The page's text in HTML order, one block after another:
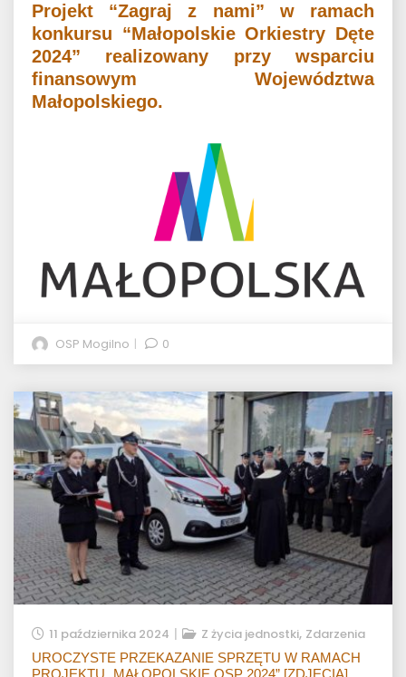
Projekt “Zagraj z nami” w ramach
konkursu “Małopolskie Orkiestry Dęte
2024” realizowany przy wsparciu
finansowym Województwa
Małopolskiego.
OSP Mogilno 0
11 października 2024 Z życia jednostki, Zdarzenia
UROCZYSTE PRZEKAZANIE SPRZĘTU W RAMACH
PROJEKTU „MAŁOPOLSKIE OSP 2024” [ZDJĘCIA]